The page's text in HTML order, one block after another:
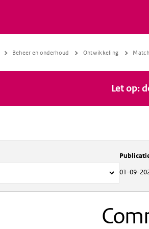
Beheer en onderhoud Ontwikkeling
Let op:
01-09-